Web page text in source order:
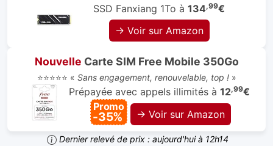
SSD Fanxiang 1To à 134,99€
→ Voir sur Amazon
Nouvelle Carte SIM Free Mobile 350Go
⭐⭐⭐⭐⭐ « Sans engagement, renouvelable, top !»
Prépayée avec appels illimités à 12,99€
Promo
-35% → Voir sur Amazon
Dernier relevé de prix : aujourd'hui à 12h14